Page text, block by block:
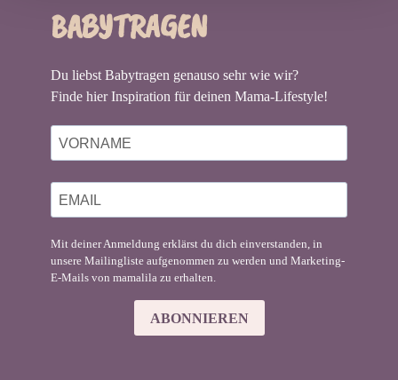
BABYTRAGEN
Du liebst Babytragen genauso sehr wie wir?
Finde hier Inspiration für deinen Mama-Lifestyle!
Mit deiner Anmeldung erklärst du dich einverstanden, in
unsere Mailingliste aufgenommen zu werden und Marketing-
E-Mails von mamalila zu erhalten.
ABONNIEREN